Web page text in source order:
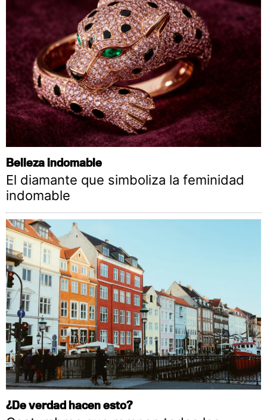
Belleza indomable
El diamante que simboliza la feminidad
indomable
¿De verdad hacen esto?